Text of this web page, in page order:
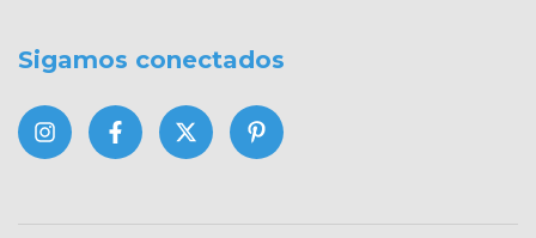
Sigamos conectados